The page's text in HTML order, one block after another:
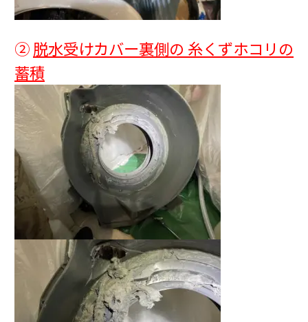
②脱水受けカバー裏側の 糸くずホコリの
蓄積